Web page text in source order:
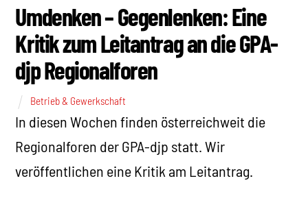
Umdenken – Gegenlenken: Eine
Kritik zum Leitantrag an die GPA-
djp Regionalforen
Betrieb & Gewerkschaft
In diesen Wochen finden österreichweit die
Regionalforen der GPA-djp statt. Wir
veröffentlichen eine Kritik am Leitantrag.